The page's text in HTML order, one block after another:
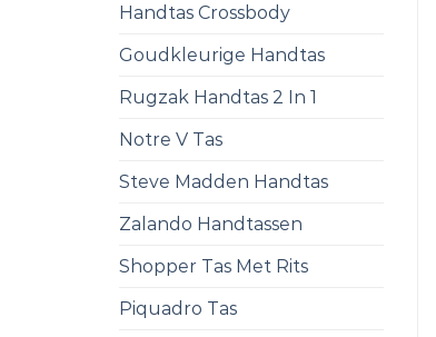
Handtas Crossbody
Goudkleurige Handtas
Rugzak Handtas 2 In 1
Notre V Tas
Steve Madden Handtas
Zalando Handtassen
Shopper Tas Met Rits
Piquadro Tas